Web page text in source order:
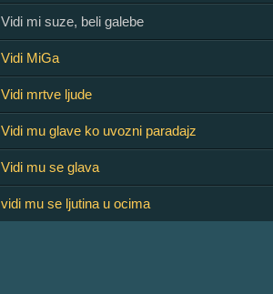
Vidi mi suze, beli galebe
Vidi MiGa
Vidi mrtve ljude
Vidi mu glave ko uvozni paradajz
Vidi mu se glava
vidi mu se ljutina u ocima